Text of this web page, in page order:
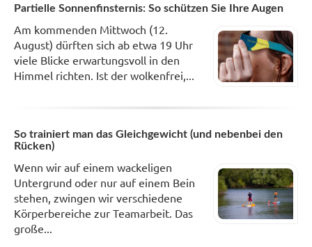
Partielle Sonnenfinsternis: So schützen Sie Ihre Augen
Am kommenden Mittwoch (12.
August) dürften sich ab etwa 19 Uhr
viele Blicke erwartungsvoll in den
Himmel richten. Ist der wolkenfrei,...
So trainiert man das Gleichgewicht (und nebenbei den
Rücken)
Wenn wir auf einem wackeligen
Untergrund oder nur auf einem Bein
stehen, zwingen wir verschiedene
Körperbereiche zur Teamarbeit. Das
große...